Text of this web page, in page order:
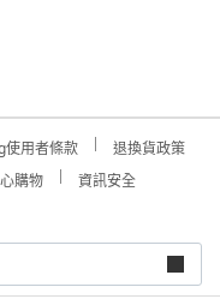
使用者條款
退換貨政策
購物
資訊安全